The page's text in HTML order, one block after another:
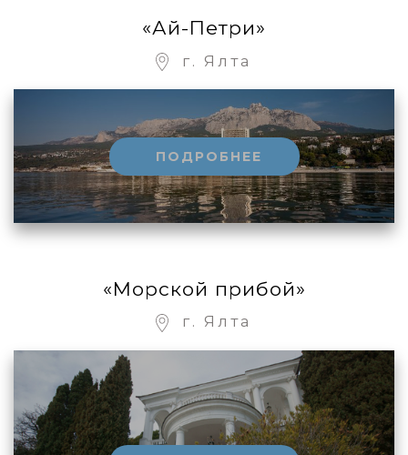
«Ай-Петри»
г. Ялта
ПОДРОБНЕЕ
«Морской прибой»
г. Ялта